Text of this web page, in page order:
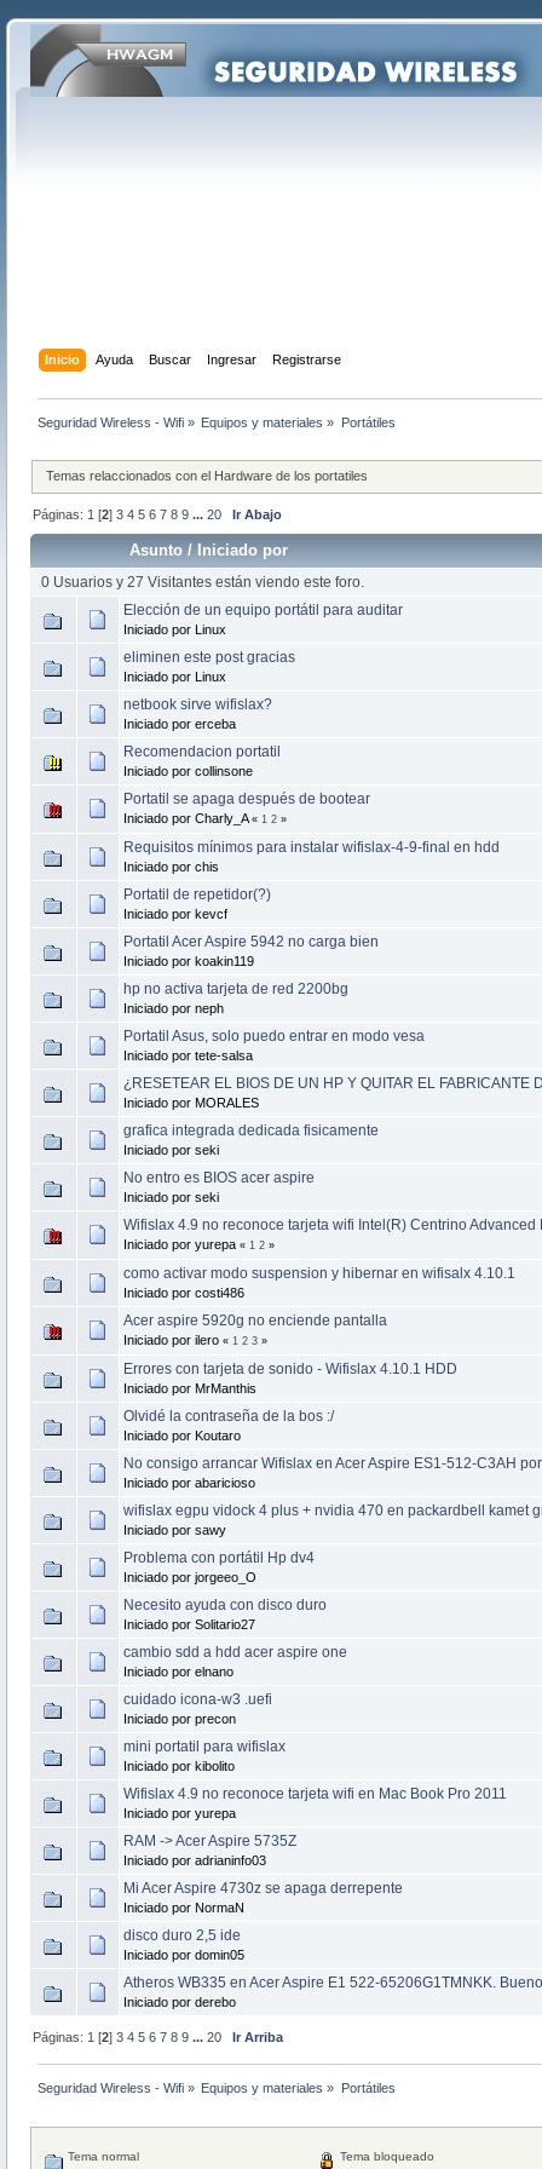
Inicio Ayuda Buscar Ingresar Registrarse
Seguridad Wireless - Wifi » Equipos y materiales » Portátiles
Temas relaccionados con el Hardware de los portatiles
Páginas: 1 [2]3 4 5 6 7 8 9 ...20 Ir Abajo
Asunto / Iniciado por
0 Usuarios y 27 Visitantes están viendo este foro.
Elección de un equipo portátil para auditar
Iniciado por Linux
eliminen este post gracias
Iniciado por Linux
netbook sirve wifislax?
Iniciado por erceba
Recomendacion portatil
Iniciado por collinsone
Portatil se apaga después de bootear
Iniciado por Charly_A « 1 2»
Requisitos mínimos para instalar wifislax-4-9-final en hdd
Iniciado por chis
Portatil de repetidor(?)
Iniciado por kevcf
Portatil Acer Aspire 5942 no carga bien
Iniciado por koakin119
hp no activa tarjeta de red 2200bg
Iniciado por neph
Portatil Asus, solo puedo entrar en modo vesa
Iniciado por tete-salsa
¿RESETEAR EL BIOS DE UN HP Y QUITAR EL FABRICANTE
Iniciado por MORALES
grafica integrada dedicada fisicamente
Iniciado por seki
No entro es BIOS acer aspire
Iniciado por seki
Wifislax 4.9 no reconoce tarjeta wifi Intel(R) Centrino Advanced
Iniciado por yurepa « 1 2»
como activar modo suspension y hibernar en wifisalx 4.10.1
Iniciado por costi486
Acer aspire 5920g no enciende pantalla
Iniciado por ilero « 1 2 3»
Errores con tarjeta de sonido - Wifislax 4.10.1 HDD
Iniciado por MrManthis
Olvidé la contraseña de la bos :/
Iniciado por Koutaro
No consigo arrancar Wifislax en Acer Aspire ES1-512-C3AH
Iniciado por abaricioso
wifislax egpu vidock 4 plus + nvidia 470 en packardbell kamet
Iniciado por sawy
Problema con portátil Hp dv4
Iniciado por jorgeeo_O
Necesito ayuda con disco duro
Iniciado por Solitario27
cambio sdd a hdd acer aspire one
Iniciado por elnano
cuidado icona-w3 .uefi
Iniciado por precon
mini portatil para wifislax
Iniciado por kibolito
Wifislax 4.9 no reconoce tarjeta wifi en Mac Book Pro 2011
Iniciado por yurepa
RAM -> Acer Aspire 5735Z
Iniciado por adrianinfo03
Mi Acer Aspire 4730z se apaga derrepente
Iniciado por NormaN
disco duro 2,5 ide
Iniciado por domin05
Atheros WB335 en Acer Aspire E1 522-65206G1TMN​KK.
Iniciado por derebo
Páginas: 1 [2]3 4 5 6 7 8 9 ...20 Ir Arriba
Seguridad Wireless - Wifi » Equipos y materiales » Portátiles
Tema normal Tema bloqueado